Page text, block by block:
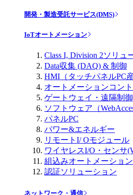
開発・製造受託サービス(DMS)
IoTオートメーション
Class I, Division 2ソリュ
Data収集 (DAQ) & 制御
HMI（タッチパネルPC
オートメーションコン
ゲートウェイ・遠隔制
ソフトウェア（
パネルPC
パワー&エネルギー
リモートI/ Oモジュール
ワイヤレスI/O・センサ
組込みオートメーショ
認証ソリューション
ネットワーク・通信